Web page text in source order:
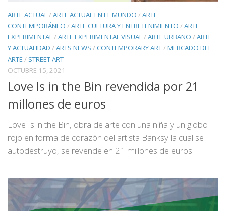
ARTE ACTUAL/ARTE ACTUAL EN EL MUNDO /ARTE
CONTEMPORÁNEO /ARTE CULTURA Y ENTRETENIMIENTO /ARTE
EXPERIMENTAL/ARTE EXPERIMENTAL VISUAL/ARTE URBANO /ARTE
Y ACTUALIDAD /ARTS NEWS /CONTEMPORARY ART/MERCADO DEL
ARTE / STREET ART
OCTUBRE 15, 2021
Love Is in the Bin revendida por 21
millones de euros
Love Is in the Bin, obra de arte con una niña y un globo
rojo en forma de corazón del artista Banksy la cual se
autodestruyo, se revende en 21 millones de euros